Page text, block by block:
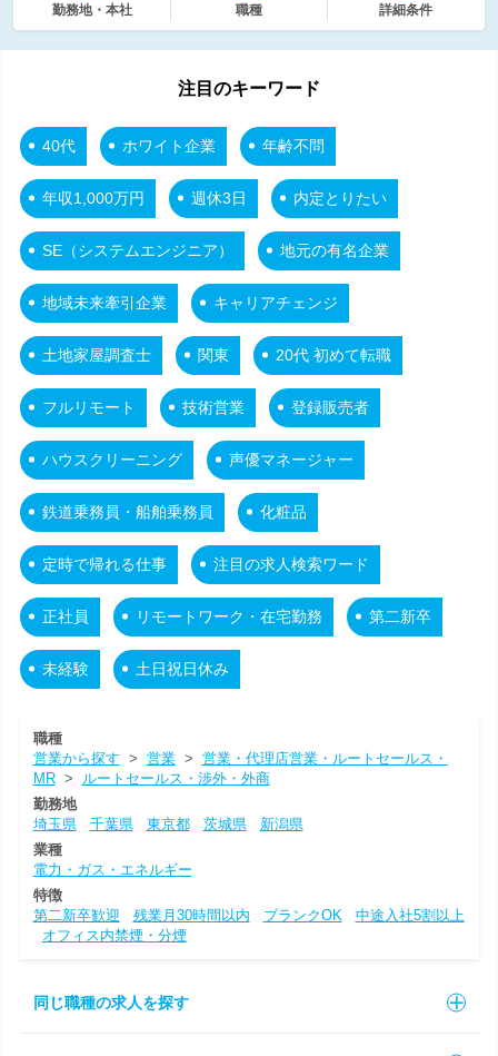
勤務地・本社 職種 詳細条件
注目のキーワード
40代 ホワイト企業 年齢不問
年収1,000万円 週休3日 内定とりたい
SE（システムエンジニア） 地元の有名企業
地域未来牽引企業 キャリアチェンジ
土地家屋調査士 関東 20代 初めて転職
フルリモート 技術営業 登録販売者
ハウスクリーニング 声優マネージャー
鉄道乗務員・船舶乗務員 化粧品
定時で帰れる仕事 注目の求人検索ワード
正社員 リモートワーク・在宅勤務 第二新卒
未経験 土日祝日休み
職種
営業から探す > 営業> 営業・代理店営業・ルートセールス・
MR>
ルートセールス・渉外・外商
勤務地
埼玉県
千葉県 東京都 茨城県
新潟県
業種
電力・ガス・エネルギー
特徴
第二新卒歓迎
残業月30時間以内 ブランクOK
中途入社5割以上
オフィス内禁煙・分煙
同じ職種の求人を探す